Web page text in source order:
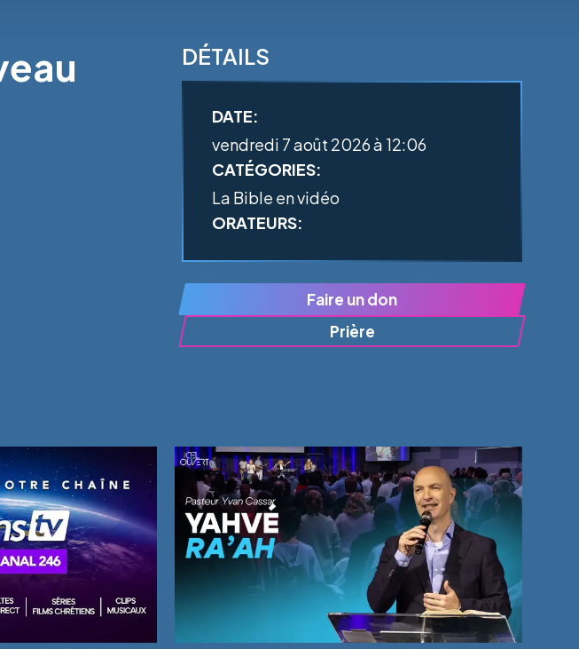
DÉTAILS
DATE:
vendredi 7 août 2026 à 12:06
CATÉGORIES:
La Bible en vidéo
ORATEURS:
Faire un don
Prière